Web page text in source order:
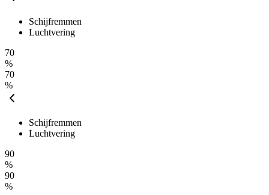
Schijfremmen
Luchtvering
70
%
70
%
Schijfremmen
Luchtvering
90
%
90
%